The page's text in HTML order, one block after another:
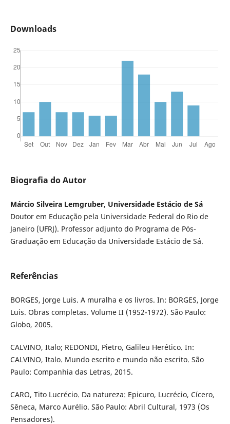
Downloads
Biografia do Autor
Márcio Silveira Lemgruber, Universidade Estácio de Sá
Doutor em Educação pela Universidade Federal do Rio de
Janeiro (UFRJ). Professor adjunto do Programa de Pós-
Graduação em Educação da Universidade Estácio de Sá.
Referências
BORGES, Jorge Luis. A muralha e os livros. In: BORGES, Jorge
Luis. Obras completas. Volume II (1952-1972). São Paulo:
Globo, 2005.
CALVINO, Italo; REDONDI, Pietro, Galileu Herético. In:
CALVINO, Italo. Mundo escrito e mundo não escrito. São
Paulo: Companhia das Letras, 2015.
CARO, Tito Lucrécio. Da natureza: Epicuro, Lucrécio, Cícero,
Sêneca, Marco Aurélio. São Paulo: Abril Cultural, 1973 (Os
Pensadores).